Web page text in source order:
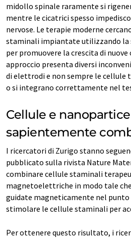
midollo spinale raramente si
mentre le cicatrici spesso
nervose. Le terapie moderne
staminali impiantate utilizzando
per promuovere la crescita di
approccio presenta diversi
di elettrodi e non sempre le cellule
o si integrano correttamente nel
Cellule e
sapientemente
I ricercatori di Zurigo stanno
pubblicato sulla rivista Nature
combinare cellule staminali
magnetoelettriche in modo tale
guidate magneticamente nel punto
stimolare le cellule staminali per
Per ottenere questo risultato, i